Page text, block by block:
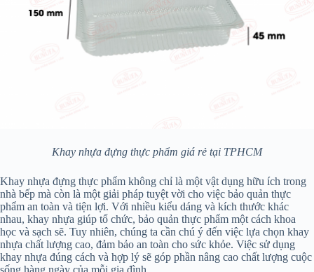
Khay nhựa đựng thực phẩm giá rẻ tại TPHCM
Khay nhựa đựng thực phẩm không chỉ là một vật dụng hữu ích trong
nhà bếp mà còn là một giải pháp tuyệt vời cho việc bảo quản thực
phẩm an toàn và tiện lợi. Với nhiều kiểu dáng và kích thước khác
nhau, khay nhựa giúp tổ chức, bảo quản thực phẩm một cách khoa
học và sạch sẽ. Tuy nhiên, chúng ta cần chú ý đến việc lựa chọn khay
nhựa chất lượng cao, đảm bảo an toàn cho sức khỏe. Việc sử dụng
khay nhựa đúng cách và hợp lý sẽ góp phần nâng cao chất lượng cuộc